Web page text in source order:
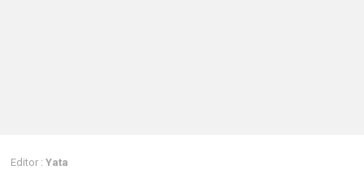
Editor : Yata